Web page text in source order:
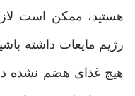
هستید، ممکن است
رژیم مایعات داشته